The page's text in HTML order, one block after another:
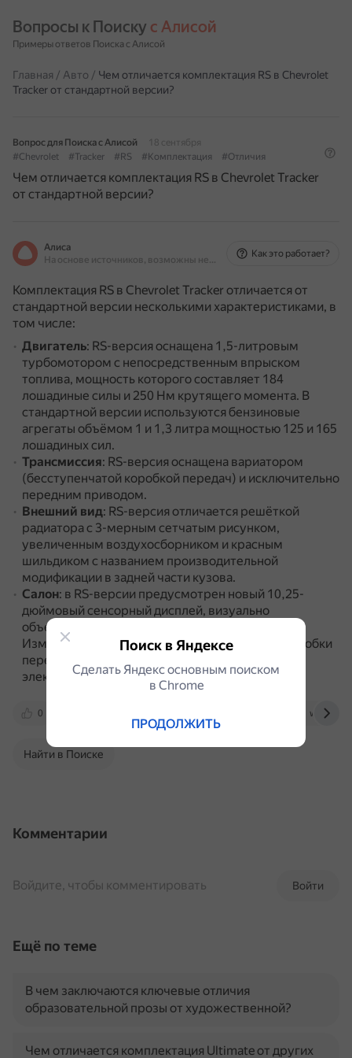
Вопросы к Поиску с Алисой
Примеры ответов Поиска с Алисой
Главная / Авто / Чем отличается комплектация RS в Chevrolet
Tracker от стандартной версии?
Вопрос для Поиска с Алисой
18 сентября
#Chevrolet
#Tracker #RS #Комплектация #Отличия
Чем отличается комплектация RS в Chevrolet Tracker
от стандартной версии?
Алиса
На основе источников, возможны неточности
Как это работает?
Комплектация RS в Chevrolet Tracker отличается от
стандартной версии несколькими характеристиками, в
том числе:
Двигатель: RS-версия оснащена 1,5-литровым
турбомотором с непосредственным впрыском
топлива, мощность которого составляет 184
лошадиные силы и 250 Нм крутящего момента. В
стандартной версии используются бензиновые
агрегаты объёмом 1 и 1,3 литра мощностью 125 и 165
лошадиных сил.
Трансмиссия: RS-версия оснащена вариатором
(бесступенчатой коробкой передач) и исключительно
передним приводом.
Внешний вид: RS-версия отличается решёткой
радиатора с 3-мерным сетчатым рисунком,
увеличенным воздухосборником и красным
шильдиком с названием производительной
модификации в задней части кузова.
Салон: в RS-версии предусмотрен новый 10,25-
дюймовый сенсорный дисплей, визуально
объединённый с цифровой панелью приборов.
Изменены центральный тоннель и селектор коробки
передач, традиционный «ручник» заменён на
электронный.
0 www.zr.ru
Найти в Поиске
Комментарии
Войти
Войдите, чтобы комментировать
Ещё по теме
В чем заключаются ключевые отличия
образовательной прозы от художественной?
Чем отличается комплектация Ultimate от других
Поиск в Яндексе
Сделать Яндекс основным поиском
в Сhrome
ПРОДОЛЖИТЬ